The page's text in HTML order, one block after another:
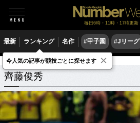
毎日6時・11時・17時更新
最新 ランキング 名作 #甲子園 #Jリーグ
齊藤俊秀 関連記事
齊藤俊秀
今人気の記事が競技ごとに探せます ×